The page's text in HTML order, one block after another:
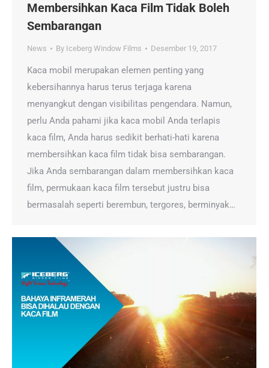
Membersihkan Kaca Film Tidak Boleh
Sembarangan
News By Iceberg Window Films Desember 19, 2017
Kaca mobil merupakan elemen penting yang
kebersihannya harus terus terjaga karena
menyangkut dengan visibilitas pengendara. Namun,
perlu Anda pahami jika kaca mobil Anda terlapis
kaca film, Anda harus sedikit berhati-hati karena
membersihkan kaca film tidak bisa sembarangan.
Jika Anda sembarangan dalam membersihkan kaca
film, permukaan kaca film tersebut justru bisa
bermasalah seperti berembun, tergores, berminyak…